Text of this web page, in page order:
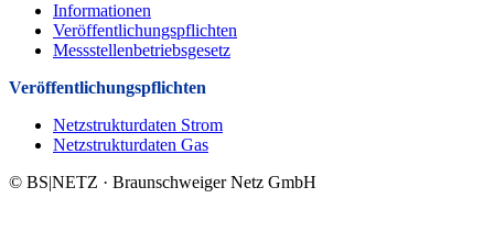
Informationen
Veröffentlichungspflichten
Messstellenbetriebsgesetz
Veröffentlichungs­pflichten
Netzstrukturdaten Strom
Netzstrukturdaten Gas
© BS|NETZ · Braunschweiger Netz GmbH